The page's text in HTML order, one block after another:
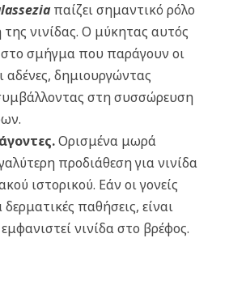
παίζει σημαντικό ρόλο
νινίδας. Ο μύκητας αυτός
σμήγμα που παράγουν οι
αδένες, δημιουργώντας
στη συσσώρευση
Ορισμένα μωρά
προδιάθεση για νινίδα
ιστορικού. Εάν οι γονείς
παθήσεις, είναι
νινίδα στο βρέφος.